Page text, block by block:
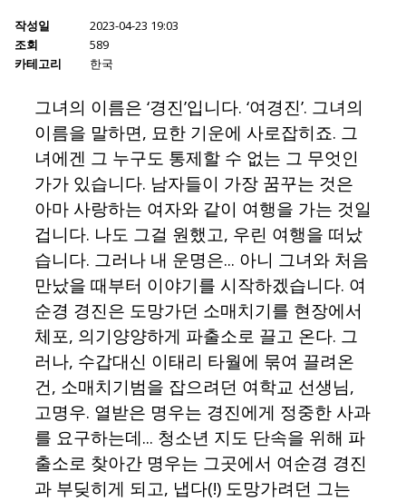
작성일
2023-04-23 19:03
조회
589
카테고리
한국
그녀의 이름은 ‘경진’입니다. ‘여경진’. 그녀의
이름을 말하면, 묘한 기운에 사로잡히죠. 그
녀에겐 그 누구도 통제할 수 없는 그 무엇인
가가 있습니다. 남자들이 가장 꿈꾸는 것은
아마 사랑하는 여자와 같이 여행을 가는 것일
겁니다. 나도 그걸 원했고, 우린 여행을 떠났
습니다. 그러나 내 운명은... 아니 그녀와 처음
만났을 때부터 이야기를 시작하겠습니다. 여
순경 경진은 도망가던 소매치기를 현장에서
체포, 의기양양하게 파출소로 끌고 온다. 그
러나, 수갑대신 이태리 타월에 묶여 끌려온
건, 소매치기범을 잡으려던 여학교 선생님,
고명우. 열받은 명우는 경진에게 정중한 사과
를 요구하는데... 청소년 지도 단속을 위해 파
출소로 찾아간 명우는 그곳에서 여순경 경진
과 부딪히게 되고, 냅다(!) 도망가려던 그는